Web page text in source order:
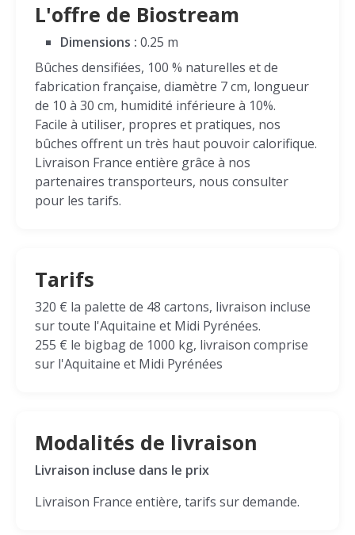
L'offre de Biostream
Dimensions : 0.25 m
Bûches densifiées, 100 % naturelles et de
fabrication française, diamètre 7 cm, longueur
de 10 à 30 cm, humidité inférieure à 10%.
Facile à utiliser, propres et pratiques, nos
bûches offrent un très haut pouvoir calorifique.
Livraison France entière grâce à nos
partenaires transporteurs, nous consulter
pour les tarifs.
Tarifs
320 € la palette de 48 cartons, livraison incluse
sur toute l'Aquitaine et Midi Pyrénées.
255 € le bigbag de 1000 kg, livraison comprise
sur l'Aquitaine et Midi Pyrénées
Modalités de livraison
Livraison incluse dans le prix
Livraison France entière, tarifs sur demande.